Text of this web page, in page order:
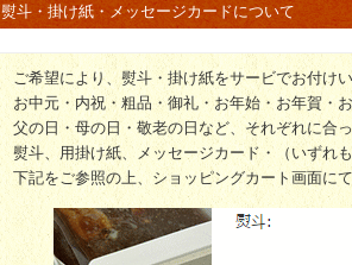
熨斗・掛け紙・メッセージカードについて
ご希望により、熨斗・掛け紙をサービでお付けい
お中元・内祝・粗品・御礼・お年始・お年賀・
父の日・母の日・敬老の日など、それぞれに合
熨斗、用掛け紙、メッセージカード・（いずれ
下記をご参照の上、ショッピングカート画面に